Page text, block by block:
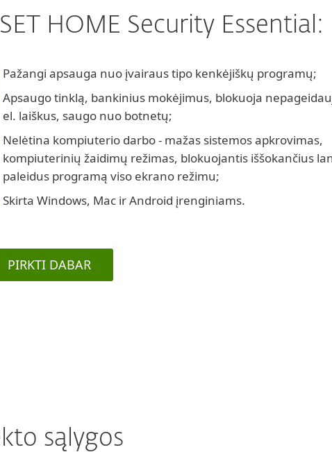
HOME Security Essential:
Pažangi apsauga nuo įvairaus tipo kenkėjiškų programų;
Apsaugo tinklą, bankinius mokėjimus, blokuoja
el. laiškus, saugo nuo botnetų;
Nelėtina kompiuterio darbo - mažas sistemos apkrovimas,
kompiuterinių žaidimų režimas, blokuojantis iššokančius
paleidus programą viso ekrano režimu;
Skirta Windows, Mac ir Android įrenginiams.
PIRKTI DABAR
sąlygos